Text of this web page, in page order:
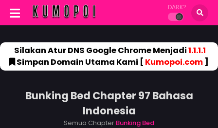
DARK?
Silakan Atur DNS Google Chrome Menjadi1.1.1.1
Simpan Domain Utama Kami [ Kumopoi.com]
Bunking Bed Chapter 97 Bahasa
Indonesia
Semua Chapter Bunking Bed